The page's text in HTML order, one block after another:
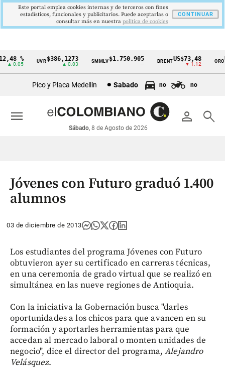
Cintillo
económicos
Colombia
%
▲ 0.05
UVR$386,1273
▲ 0.03
SMMLV$1.750.905 BRENTUS$73,48
▼ 1.12
ORO
Pico y Placa Medellín Sabado no no
person search
Sábado, 8 de Agosto de 2026
menu
Jóvenes con Futuro graduó 1.400
alumnos
03 de diciembre de 2013
Los estudiantes del programa Jóvenes con Futuro
obtuvieron ayer su certificado en carreras técnicas,
en una ceremonia de grado virtual que se realizó en
simultánea en las nueve regiones de Antioquia.
Con la iniciativa la Gobernación busca "darles
oportunidades a los chicos para que avancen en su
formación y aportarles herramientas para que
accedan al mercado laboral o monten unidades de
negocio", dice el director del programa,Alejandro
Velásquez.
Este portal emplea cookies internas y de terceros con fines
estadísticos, funcionales y publicitarios. Puede aceptarlas o
consultar más en nuestra politica de cookies
CONTINUAR